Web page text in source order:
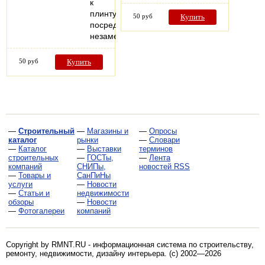
к
плинтусу
посредством
незаметных…
50 руб Купить
50 руб Купить
— Строительный
каталог
— Каталог
строительных
компаний
— Товары и
услуги
— Статьи и
обзоры
— Фотогалереи
— Магазины и
рынки
— Выставки
— ГОСТы,
СНИПы,
СанПиНы
— Новости
недвижимости
— Новости
компаний
— Опросы
— Словари
терминов
— Лента
новостей RSS
Copyright by RMNT.RU - информационная система по строительству,
ремонту, недвижимости, дизайну интерьера . (c) 2002—2026